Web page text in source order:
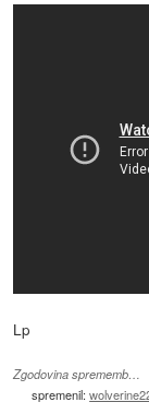
Lp
Zgodovina sprememb…
spremenil: